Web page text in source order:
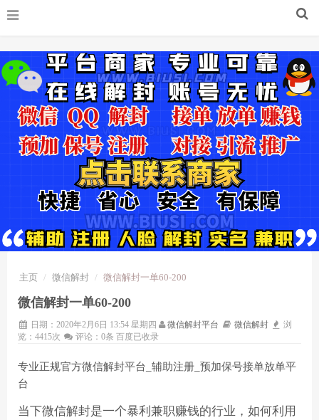
主页 微信解封 微信解封一单60-200
微信解封一单60-200
日期：2020年2月6日 13:54 星期四 微信解封平台 微信解封
浏
览：4415次
评论：0条 百度已收录
专业正规官方微信解封平台_辅助注册_预加保号接单放单平
台
当下微信解封是一个暴利兼职赚钱的行业，如何利用